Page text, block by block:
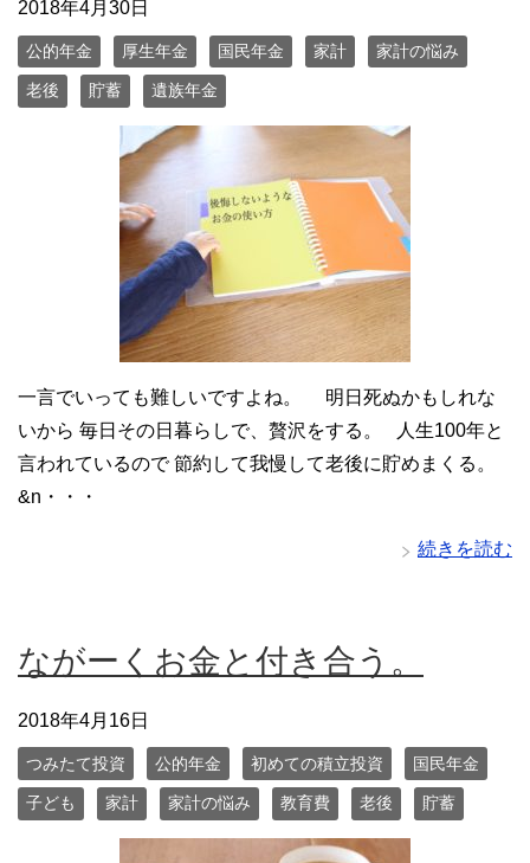
2018年4月30日
公的年金 厚生年金 国民年金 家計 家計の悩み
老後 貯蓄 遺族年金
一言でいっても難しいですよね。 明日死ぬかもしれな
いから 毎日その日暮らしで、贅沢をする。 人生100年と
言われているので 節約して我慢して老後に貯めまくる。
&n・・・
続きを読む
ながーくお金と付き合う。
2018年4月16日
つみたて投資 公的年金 初めての積立投資 国民年金
子ども 家計 家計の悩み 教育費 老後 貯蓄